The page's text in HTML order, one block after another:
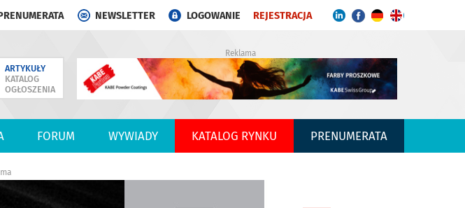
NEWSLETTER LOGOWANIE REJESTRACJA
ARTYKUŁY
KATALOG
OGŁOSZENIA
Reklama
FORUM WYWIADY KATALOG RYNKU PRENUMERATA